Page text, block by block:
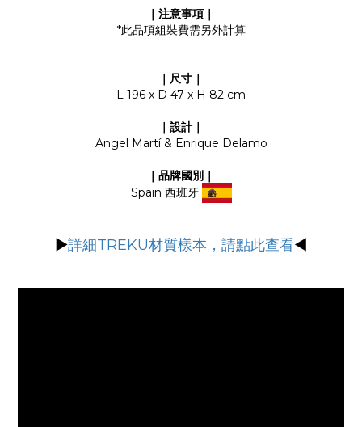
｜注意事項｜
*此品項組裝費需另外計算
｜尺寸｜
L 196 x D 47 x H 82 cm
｜設計｜
Angel Martí & Enrique Delamo
｜品牌國別 ｜
Spain 西班牙
▶詳細TREKU材質樣本，請點此查看◀